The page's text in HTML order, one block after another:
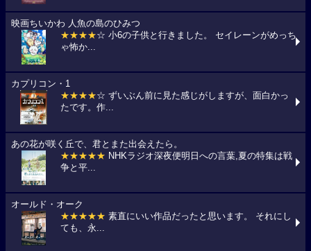
映画ちいかわ 人魚の島のひみつ
★★★★☆ 小6の子供と行きました。 セイレーンがめっち
ゃ怖か...
カプリコン・1
★★★★☆ ずいぶん前に見た感じがしますが、面白かっ
たです。作...
あの花が咲く丘で、君とまた出会えたら。
★★★★★ NHKラジオ深夜便明日への言葉,夏の特集は戦
争と平...
オールド・オーク
★★★★★ 素直にいい作品だったと思います。 それにし
ても、永...